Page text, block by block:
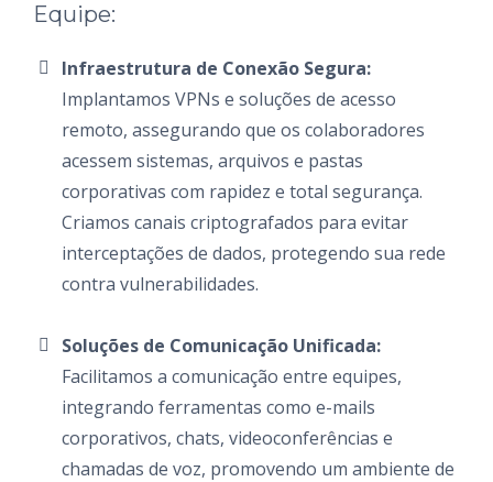
Equipe:
Infraestrutura de Conexão Segura:
Implantamos VPNs e soluções de acesso
remoto, assegurando que os colaboradores
acessem sistemas, arquivos e pastas
corporativas com rapidez e total segurança.
Criamos canais criptografados para evitar
interceptações de dados, protegendo sua rede
contra vulnerabilidades.
Soluções de Comunicação Unificada:
Facilitamos a comunicação entre equipes,
integrando ferramentas como e-mails
corporativos, chats, videoconferências e
chamadas de voz, promovendo um ambiente de